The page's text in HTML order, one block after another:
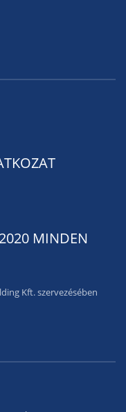
MINDEN
Kft. szervezésében